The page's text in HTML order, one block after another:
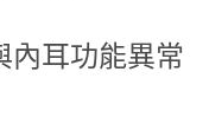
內耳功能異常